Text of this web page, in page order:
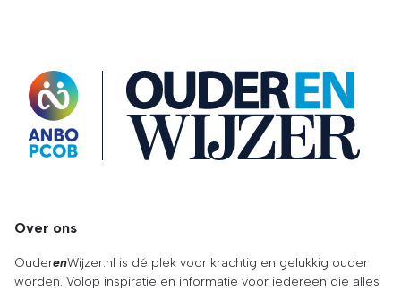
OuderENwijzer
Over ons
OuderenWijzer.nl is dé plek voor krachtig en gelukkig ouder
worden. Volop inspiratie en informatie voor iedereen die alles